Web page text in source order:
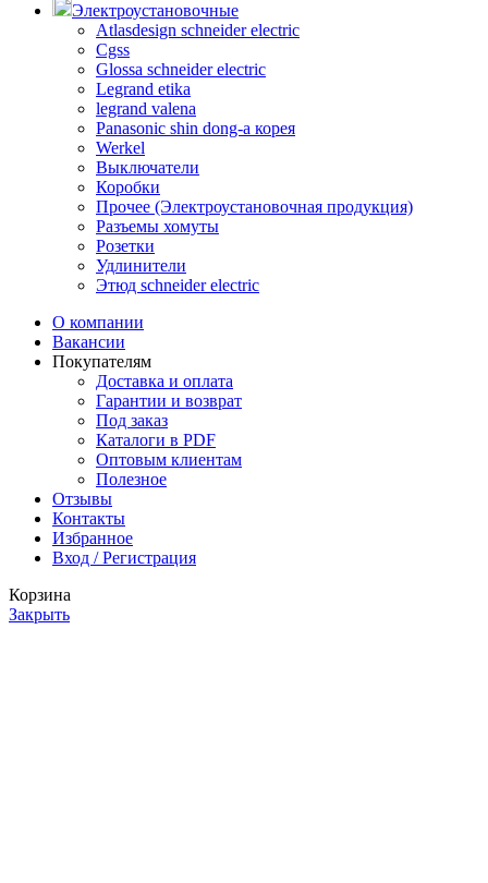
Электроустановочные
Atlasdesign schneider electric
Cgss
Glossa schneider electric
Legrand etika
legrand valena
Panasonic shin dong-a корея
Werkel
Выключатели
Коробки
Прочее (Электроустановочная продукция)
Разъемы хомуты
Розетки
Удлинители
Этюд schneider electric
О компании
Вакансии
Покупателям
Доставка и оплата
Гарантии и возврат
Под заказ
Каталоги в PDF
Оптовым клиентам
Полезное
Отзывы
Контакты
Избранное
Вход / Регистрация
Корзина
Закрыть